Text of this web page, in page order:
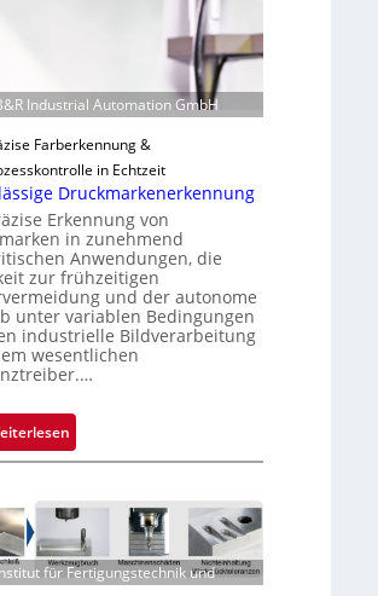
n
u
Industrial Automation GmbH
Farberkennung &
in Echtzeit
Druckmarkenerkennung
Erkennung von
in zunehmend
Anwendungen, die
zur frühzeitigen
und der autonome
unter variablen Bedingungen
industrielle Bildverarbeitung
wesentlichen
:
Z
v
r
l
für Fertigungstechnik und